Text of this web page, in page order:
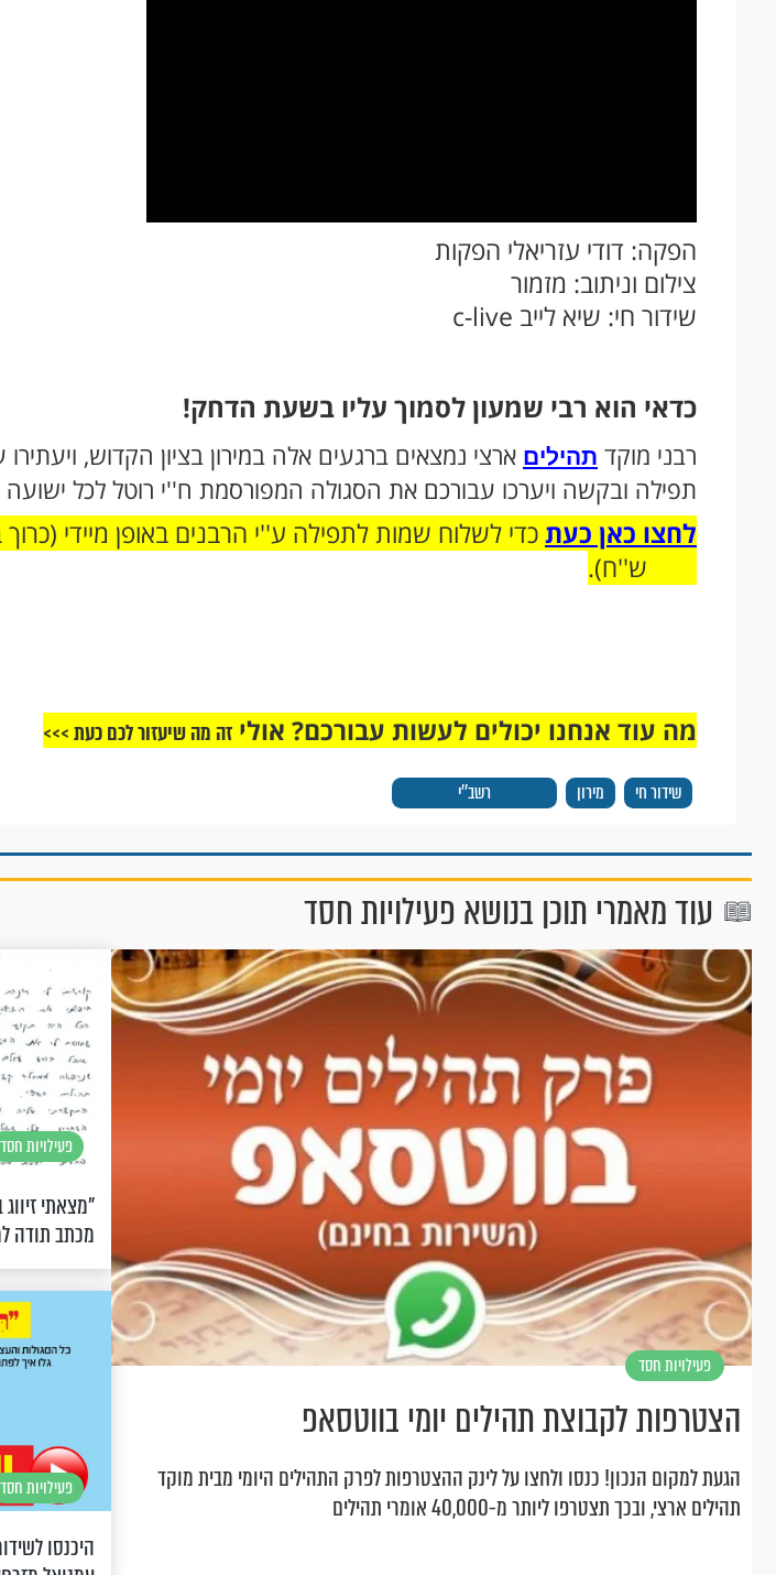
הפקה: דודי עזריאלי הפקות
צילום וניתוב: מזמור
שידור חי: שיא לייב c-live
כדאי הוא רבי שמעון לסמוך עליו בשעת הדחק!
רבני מוקד תהילים ארצי נמצאים ברגעים אלה במירון בציון הקדוש,
תפילה ובקשה ויערכו עבורכם את הסגולה המפורסמת ח''י רוטל לכל
לחצו כאן כעתכדי לשלוח שמות לתפילה ע''י הרבנים באופן מיידי
שידור חי מירון רשב''י
מה עוד אנחנו יכולים לעשות עבורכם? אולי זה מה שיעזור לכם כעת >>>
עוד מאמרי תוכן בנושא פעילויות חסד
פעילויות חסד
הצטרפות לקבוצת תהילים יומי בווטסאפ
הגעת למקום הנכון! כנסו ולחצו על לינק ההצטרפות לפרק התהילים היומי מבית מוקד
תהילים ארצי, ובכך תצטרפו ליותר מ-40,000 אומרי תהילים
פעילויות חסד
"מצאתי
מכתב תודה
פעילויות חסד
היכנסו